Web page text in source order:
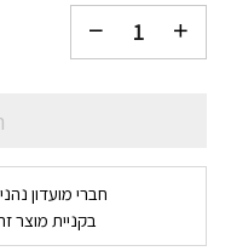
חברי מועדון
בקניית מוצר